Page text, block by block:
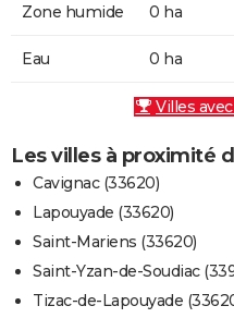
Zone humide 0 ha
Eau 0 ha
Villes
Les villes à proximité
Cavignac (33620)
Lapouyade (33620)
Saint-Mariens (33620)
Saint-Yzan-de-Soudiac
Tizac-de-Lapouyade